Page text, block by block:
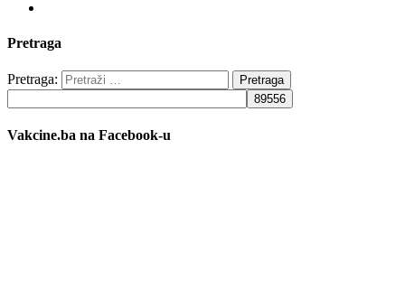
Pretraga
Pretraga:
Vakcine.ba na Facebook-u